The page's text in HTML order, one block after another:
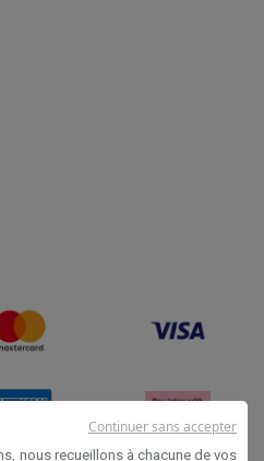
nous recueillons à chacune de vos
Continuer sans accepter